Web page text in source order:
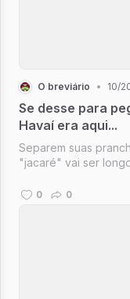
O breviário • 10/
Se desse para
Havaí era aqui...
Separem suas
"jacaré" vai ser
0 0